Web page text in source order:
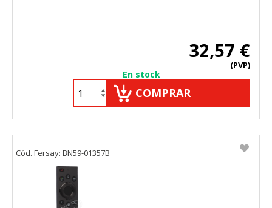
32,57 €
(PVP)
En stock
COMPRAR
Cód. Fersay: BN59-01357B